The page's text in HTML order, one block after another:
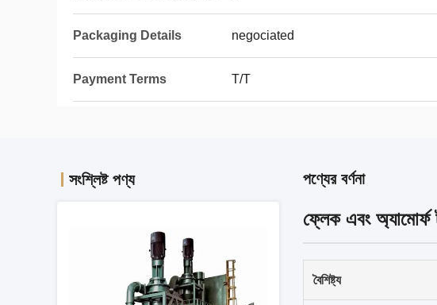
Packaging Details negociated
Payment Terms T/T
সংশ্লিষ্ট পণ্য পণ্যের বর্ণনা
ফ্লেক এবং অ্যামোর্ফ
বৈশিষ্ট্য